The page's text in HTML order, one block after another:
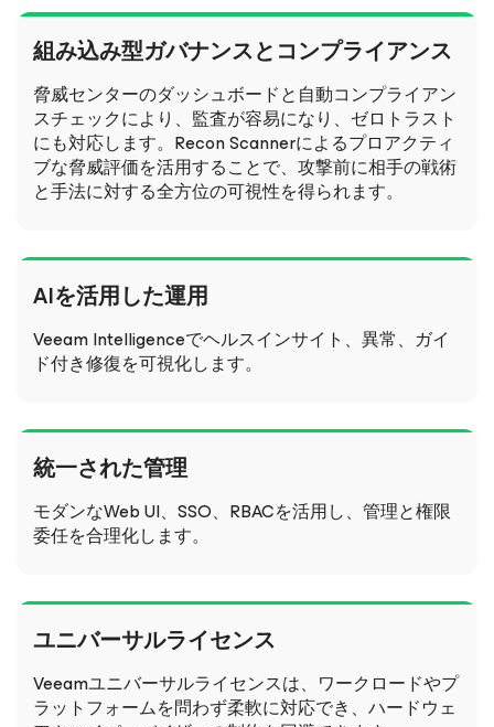
組み込み型ガバナンスとコンプライアンス
脅威センターのダッシュボードと自動コンプライアン
スチェックにより、監査が容易になり、ゼロトラスト
にも対応します。Recon Scannerによるプロアクティ
ブな脅威評価を活用することで、攻撃前に相手の戦術
と手法に対する全方位の可視性を得られます。
AIを活用した運用
Veeam Intelligenceでヘルスインサイト、異常、ガイ
ド付き修復を可視化します。
統一された管理
モダンなWeb UI、SSO、RBACを活用し、管理と権限
委任を合理化します。
ユニバーサルライセンス
Veeamユニバーサルライセンスは、ワークロードやプ
ラットフォームを問わず柔軟に対応でき、ハードウェ